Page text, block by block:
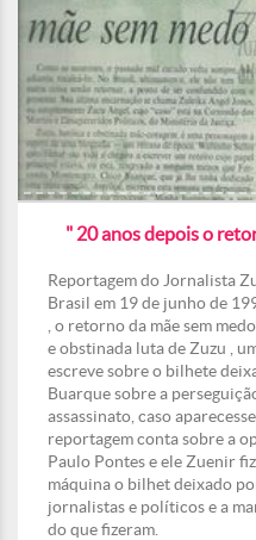
" 20 anos depois o
Reportagem do Jornalista
Brasil em 19 de junho de
, o retorno da mãe sem
e obstinada luta de Zuzu ,
escreve sobre o bilhete
Buarque sobre a
assassinato, caso
reportagem conta sobre a
Paulo Pontes e ele Zuenir
máquina o bilhet deixado
jornalistas e políticos e a
do que fizeram.